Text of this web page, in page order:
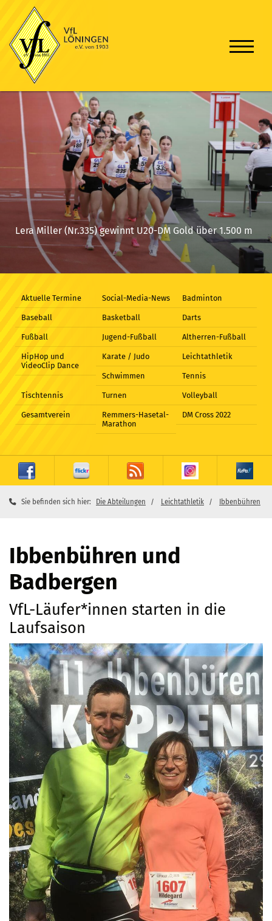
Aktuelle Termine Social-Media-News Badminton
Baseball Basketball Darts
Fußball Jugend-Fußball Altherren-Fußball
HipHop und
VideoClip Dance
Karate / Judo Leichtathletik
Schwimmen Tennis
Tischtennis Turnen Volleyball
Gesamtverein
Remmers-Hasetal-
Marathon
DM Cross 2022
Sie befinden sich hier: Die Abteilungen Leichtathletik Ibbenbühren
Ibbenbühren und
Badbergen
VfL-Läufer*innen starten in die
Laufsaison